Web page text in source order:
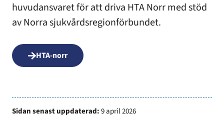
huvudansvaret för att driva HTA Norr med stöd
av Norra sjukvårdsregionförbundet.
HTA-norr
Sidan senast uppdaterad:9 april 2026